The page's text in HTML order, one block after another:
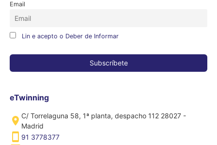
Email
Lin e acepto o Deber de Informar
eTwinning
C/ Torrelaguna 58, 1ª planta, despacho 112 28027 -
Madrid
91 3778377